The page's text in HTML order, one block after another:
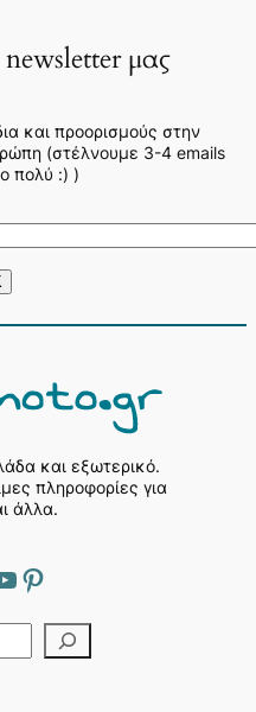
μας
και προορισμούς στην
(στέλνουμε 3-4 emails
πολύ :) )
και εξωτερικό.
πληροφορίες για
άλλα.
Pinterest